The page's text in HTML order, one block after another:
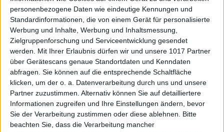
personenbezogene Daten wie eindeutige Kennungen und
Standardinformationen, die von einem Gerät für personalisierte
Werbung und Inhalte, Werbung und Inhaltsmessung,
Zielgruppenforschung und Serviceentwicklung gesendet
werden.
Mit Ihrer Erlaubnis dürfen wir und unsere 1017 Partner
über Gerätescans genaue Standortdaten und Kenndaten
abfragen. Sie können auf die entsprechende Schaltfläche
klicken, um der o. a. Datenverarbeitung durch uns und unsere
Partner zuzustimmen. Alternativ können Sie auf detailliertere
Informationen zugreifen und Ihre Einstellungen ändern, bevor
Sie der Verarbeitung zustimmen oder diese ablehnen.
Bitte
beachten Sie, dass die Verarbeitung mancher